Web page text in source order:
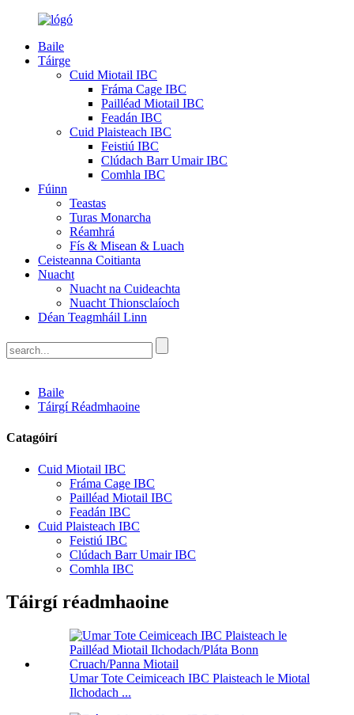
Baile
Táirge
Cuid Miotail IBC
Fráma Cage IBC
Pailléad Miotail IBC
Feadán IBC
Cuid Plaisteach IBC
Feistiú IBC
Clúdach Barr Umair IBC
Comhla IBC
Fúinn
Teastas
Turas Monarcha
Réamhrá
Fís & Misean & Luach
Ceisteanna Coitianta
Nuacht
Nuacht na Cuideachta
Nuacht Thionsclaíoch
Déan Teagmháil Linn
Baile
Táirgí Réadmhaoine
Catagóirí
Cuid Miotail IBC
Fráma Cage IBC
Pailléad Miotail IBC
Feadán IBC
Cuid Plaisteach IBC
Feistiú IBC
Clúdach Barr Umair IBC
Comhla IBC
Táirgí réadmhaoine
Umar Tote Ceimiceach IBC Plaisteach le Miotal
Ilchodach ...